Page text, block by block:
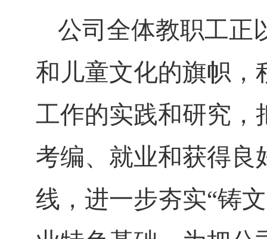
公司全体教职工正
和儿童文化的旗帜，
工作的实践和研究，
考编、就业和获得良
线，进一步夯实“铸